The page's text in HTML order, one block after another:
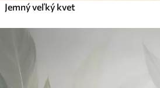
Jemný veľký kvet